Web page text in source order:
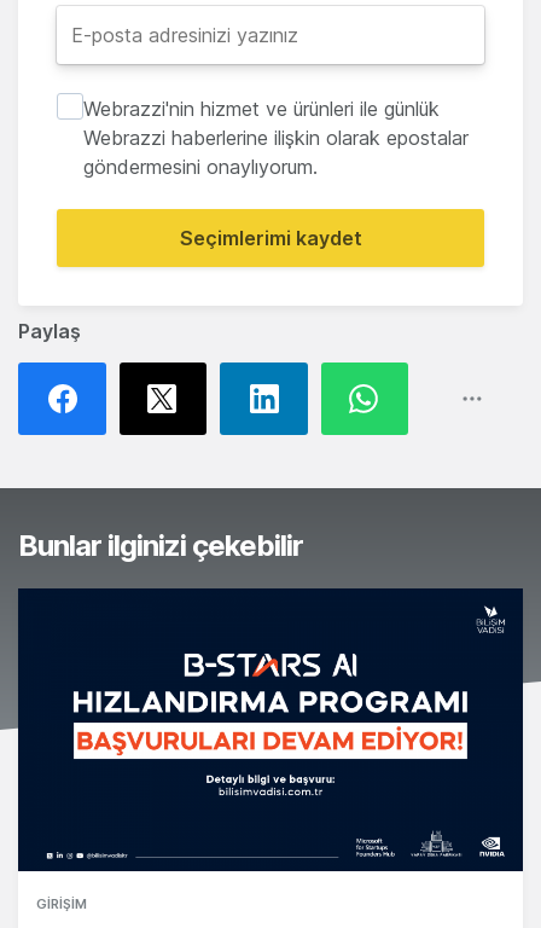
Paylaş
Webrazzi'nin hizmet ve ürünleri ile günlük
Webrazzi haberlerine ilişkin olarak epostalar
göndermesini onaylıyorum.
Seçimlerimi kaydet
Bunlar ilginizi çekebilir
GIRIŞIM